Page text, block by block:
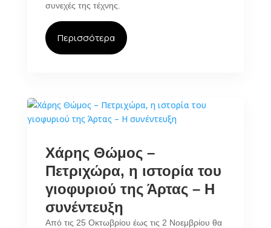
συνεχές της τέχνης.
Περισσότερα
Χάρης Θώμος –
Πετριχώρα, η ιστορία του
γιοφυριού της Άρτας – Η
συνέντευξη
Από τις 25 Οκτωβρίου έως τις 2 Νοεμβρίου θα